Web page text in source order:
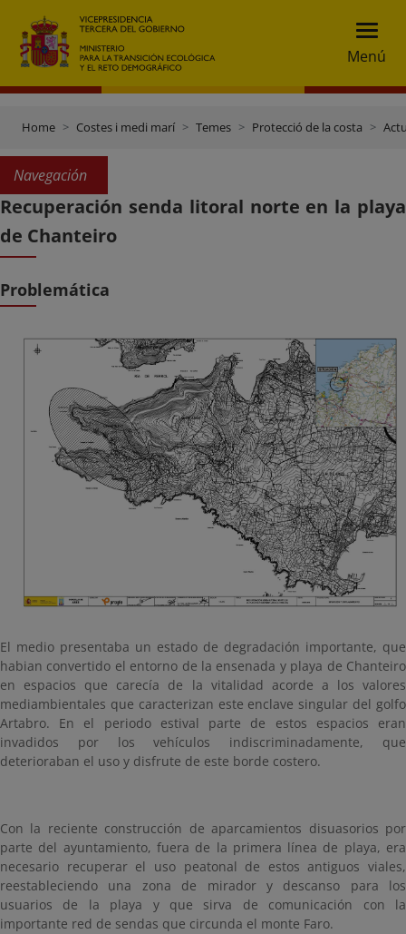
Menú
Home Costes i medi marí Temes Protecció de la costa
Navegación
Recuperación senda litoral norte en la playa
de Chanteiro
Problemática
El medio presentaba un estado de degradación importante, que
habian convertido el entorno de la ensenada y playa de Chanteiro
en espacios que carecía de la vitalidad acorde a los valores
mediambientales que caracterizan este enclave singular del golfo
Artabro. En el periodo estival parte de estos espacios eran
invadidos por los vehículos indiscriminadamente, que
deterioraban el uso y disfrute de este borde costero.
Con la reciente construcción de aparcamientos disuasorios por
parte del ayuntamiento, fuera de la primera línea de playa, era
necesario recuperar el uso peatonal de estos antiguos viales,
reestableciendo una zona de mirador y descanso para los
usuarios de la playa y que sirva de comunicación con la
importante red de sendas que circunda el monte Faro.